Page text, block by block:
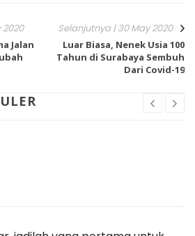
Jalan
Selanjutnya | 30 May 2020
Luar Biasa, Nenek Usia 100
Tahun di Surabaya Sembuh
Dari Covid-19